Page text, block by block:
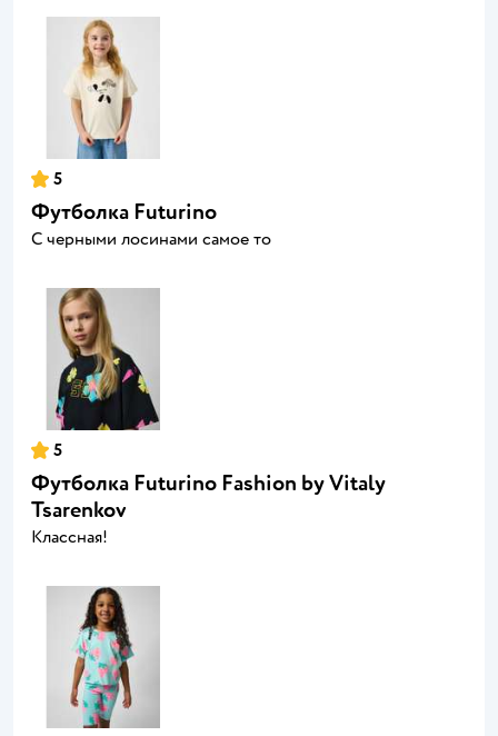
5
Футболка Futurino
С черными лосинами самое то
5
Футболка Futurino Fashion by Vitaly
Tsarenkov
Классная!